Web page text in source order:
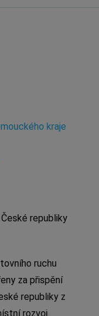
ruchu
za přispění
republiky z
rozvoj.